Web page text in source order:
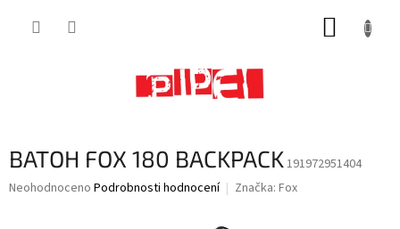
BATOH FOX 180 BACKPACK191972951404
Průměrné
Neohodnoceno Podrobnosti hodnocení Značka: Fox